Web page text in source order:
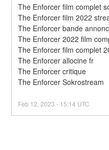
The Enforcer film complet
The Enforcer film 2022
The Enforcer bande
The Enforcer 2022 film
The Enforcer film complet
The Enforcer allocine fr
The Enforcer critique
The Enforcer Sokrostream
Feb 12 ,2023 - 15:14 UTC